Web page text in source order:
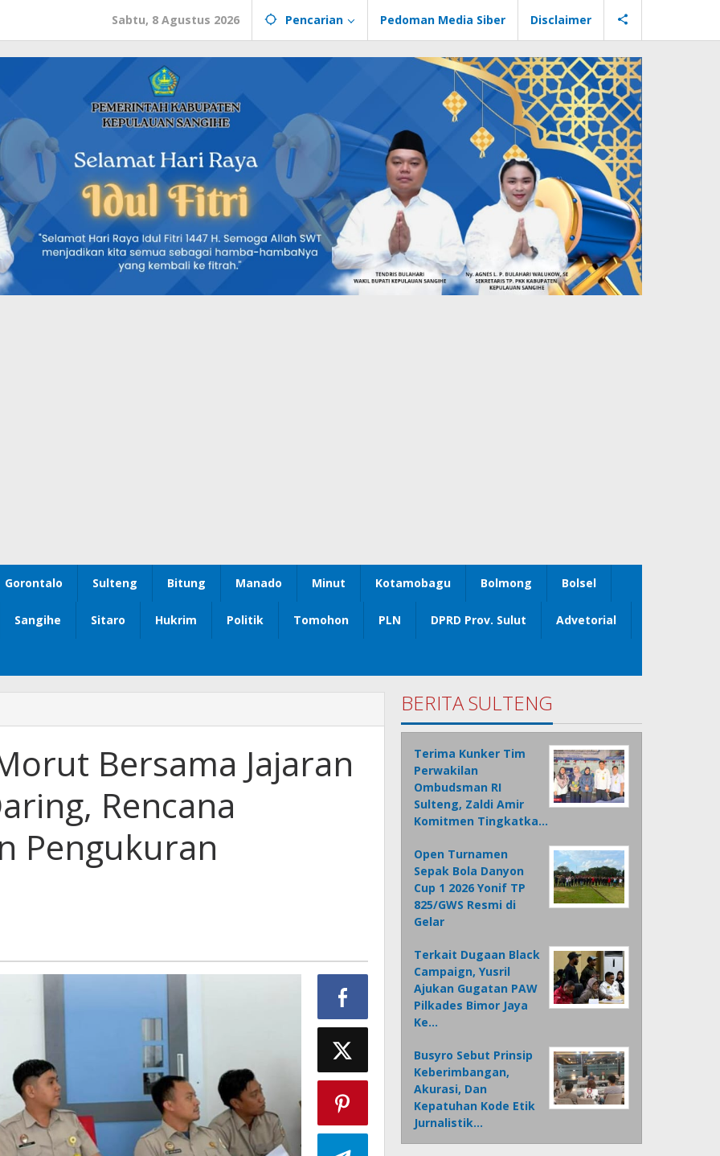
Sabtu, 8 Agustus 2026 Pencarian Pedoman Media Siber Disclaimer
Gorontalo Sulteng Bitung Manado Minut Kotamobagu Bolmong Bolsel
Sangihe Sitaro Hukrim Politik Tomohon PLN DPRD Prov. Sulut Advetorial
Bersama Jajaran
Rencana
Pengukuran
BERITA SULTENG
Terima Kunker Tim
Perwakilan
Ombudsman RI
Sulteng, Zaldi Amir
Komitmen Tingkatka…
Open Turnamen
Sepak Bola Danyon
Cup 1 2026 Yonif TP
825/GWS Resmi di
Gelar
Terkait Dugaan Black
Campaign, Yusril
Ajukan Gugatan PAW
Pilkades Bimor Jaya
Ke…
Busyro Sebut Prinsip
Keberimbangan,
Akurasi, Dan
Kepatuhan Kode Etik
Jurnalistik…